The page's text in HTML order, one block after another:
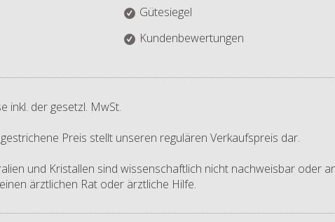
Gütesiegel
Kundenbewertungen
inkl. der gesetzl. MwSt.
Preis stellt unseren regulären Verkaufspreis dar.
und Kristallen sind wissenschaftlich nicht nachweisbar oder
ärztlichen Rat oder ärztliche Hilfe.